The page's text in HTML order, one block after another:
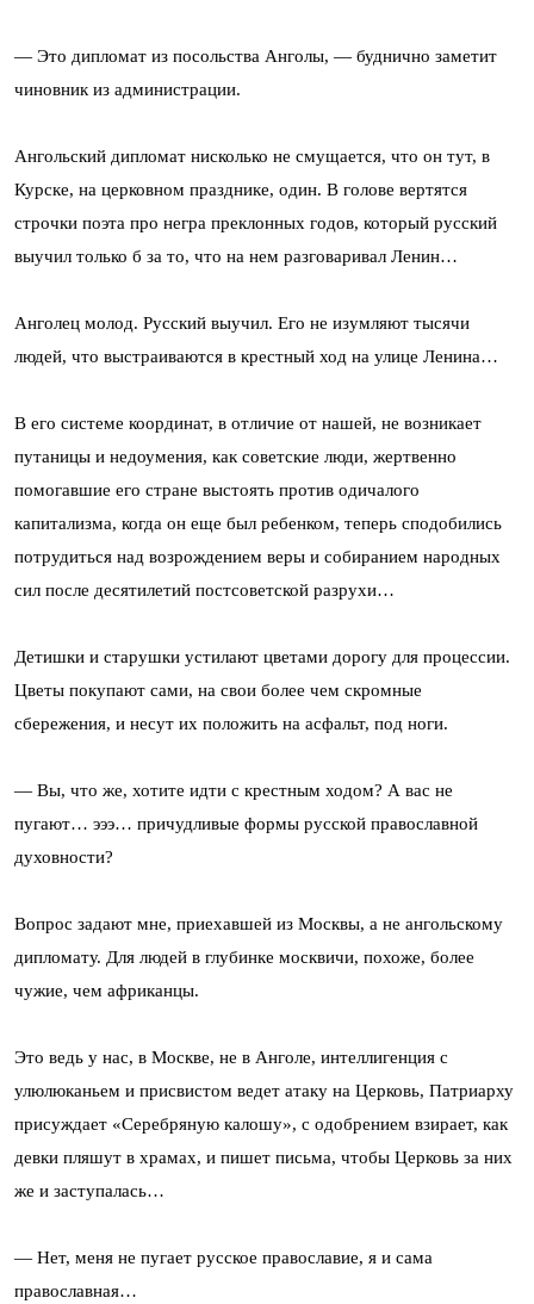
— Это дипломат из посольства Анголы, — буднично заметит
чиновник из администрации.
Ангольский дипломат нисколько не смущается, что он тут, в
Курске, на церковном празднике, один. В голове вертятся
строчки поэта про негра преклонных годов, который русский
выучил только б за то, что на нем разговаривал Ленин…
Анголец молод. Русский выучил. Его не изумляют тысячи
людей, что выстраиваются в крестный ход на улице Ленина…
В его системе координат, в отличие от нашей, не возникает
путаницы и недоумения, как советские люди, жертвенно
помогавшие его стране выстоять против одичалого
капитализма, когда он еще был ребенком, теперь сподобились
потрудиться над возрождением веры и собиранием народных
сил после десятилетий постсоветской разрухи…
Детишки и старушки устилают цветами дорогу для процессии.
Цветы покупают сами, на свои более чем скромные
сбережения, и несут их положить на асфальт, под ноги.
— Вы, что же, хотите идти с крестным ходом? А вас не
пугают… эээ… причудливые формы русской православной
духовности?
Вопрос задают мне, приехавшей из Москвы, а не ангольскому
дипломату. Для людей в глубинке москвичи, похоже, более
чужие, чем африканцы.
Это ведь у нас, в Москве, не в Анголе, интеллигенция с
улюлюканьем и присвистом ведет атаку на Церковь, Патриарху
присуждает «Серебряную калошу», с одобрением взирает, как
девки пляшут в храмах, и пишет письма, чтобы Церковь за них
же и заступалась…
— Нет, меня не пугает русское православие, я и сама
православная…